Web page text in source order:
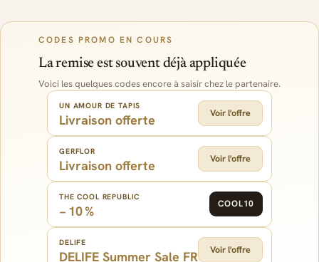
CODES PROMO EN COURS
La remise est souvent déjà appliquée
Voici les quelques codes encore à saisir chez le partenaire.
UN AMOUR DE TAPIS
Livraison offerte Voir l'offre
GERFLOR
Livraison offerte Voir l'offre
THE COOL REPUBLIC
− 10 % COOL10
DELIFE
DELIFE Summer Sale FR Voir l'offre